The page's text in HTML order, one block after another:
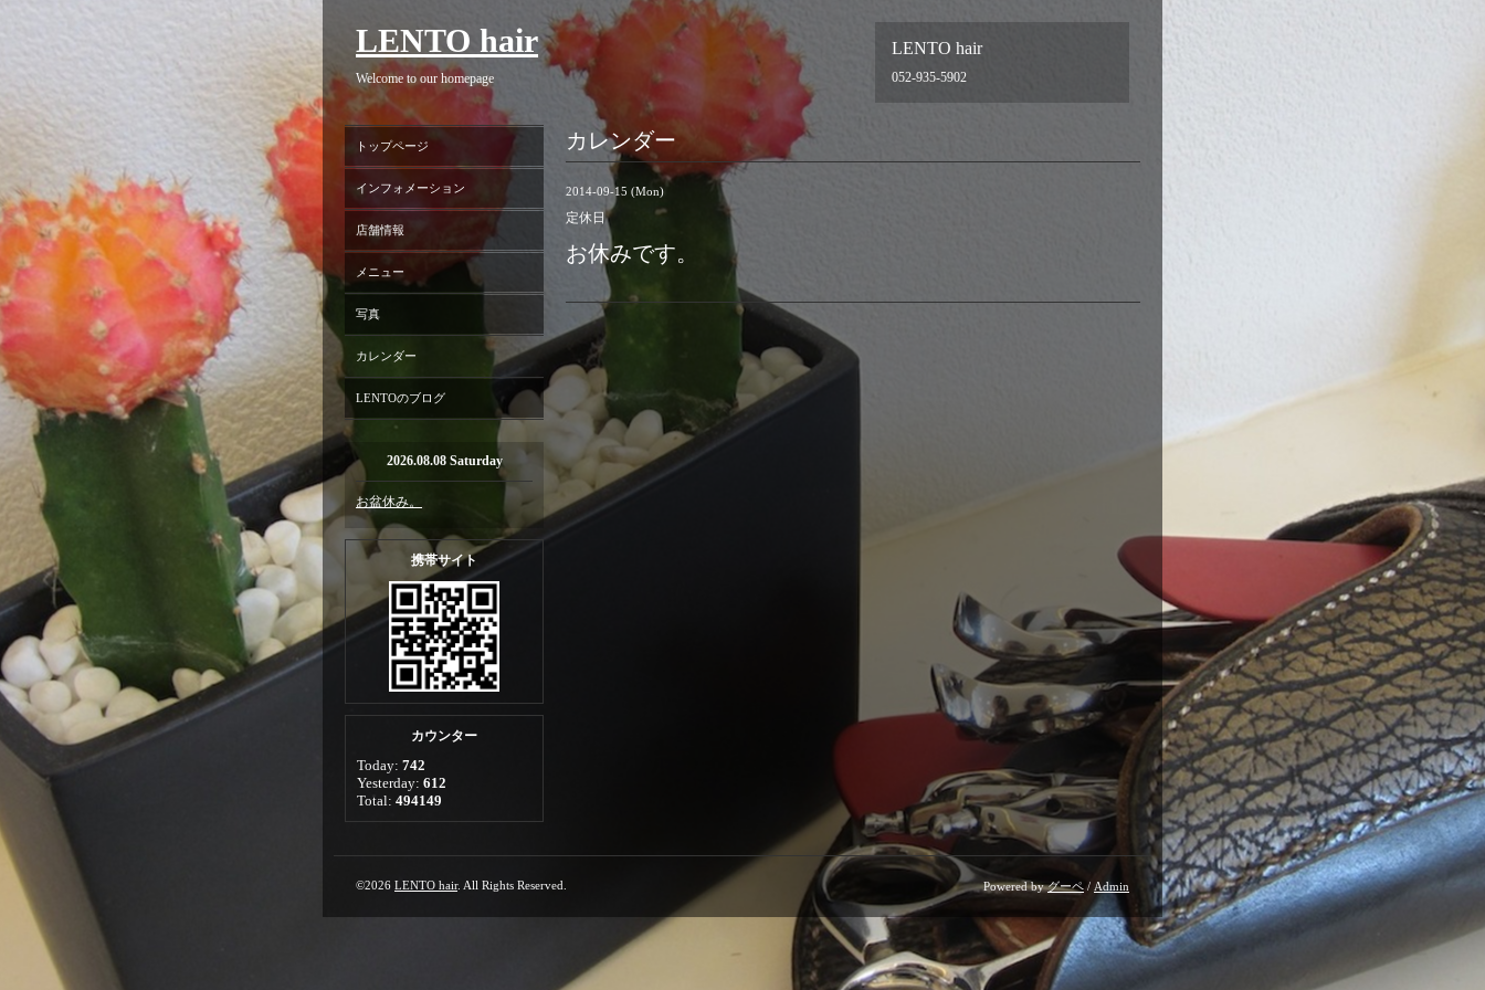
LENTO hair
052-935-5902
LENTO hair
Welcome to our homepage
カレンダー
2014-09-15 (Mon)
定休日
お休みです。
トップページ
インフォメーション
店舗情報
メニュー
写真
カレンダー
LENTOのブログ
2026.08.08 Saturday
お盆休み。
携帯サイト
カウンター
Today: 742
Yesterday: 612
Total: 494149
©2026 LENTO hair. All Rights Reserved. Powered byグーペ / Admin